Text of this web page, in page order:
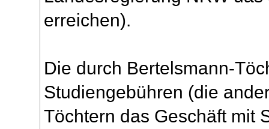
erreichen).
Die durch Bertelsmann-
Studiengebühren (die
Töchtern das Geschäft mit